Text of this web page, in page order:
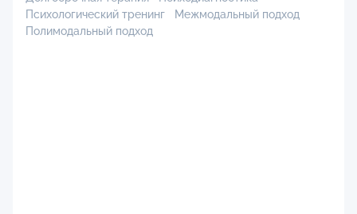
Психологический тренинг
Межмодальный подход
Полимодальный подход